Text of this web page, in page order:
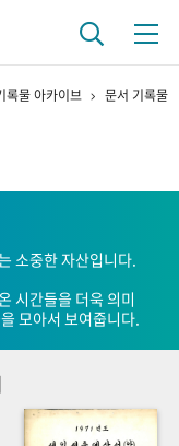
연구자들
록물 아카이브 문서 기록물
소중한 자산입니다.
시간들을 더욱 의미
모아서 보여줍니다.